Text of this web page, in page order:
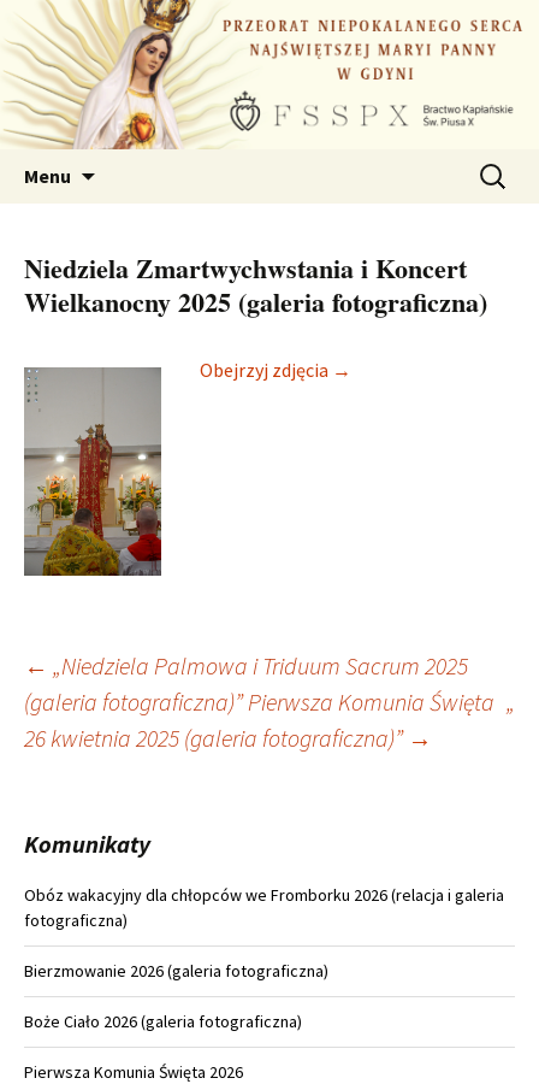
Przejdź
do
treści
Menu Szukaj:
Niedziela Zmartwychwstania i Koncert
Wielkanocny 2025 (galeria fotograficzna)
Obejrzyj zdjęcia →
Nawigacja
wpisu
← „Niedziela Palmowa i Triduum Sacrum 2025
(galeria fotograficzna)” „
Pierwsza Komunia Święta
26 kwietnia 2025 (galeria fotograficzna)” →
Komunikaty
Obóz wakacyjny dla chłopców we Fromborku 2026 (relacja i galeria
fotograficzna)
Bierzmowanie 2026 (galeria fotograficzna)
Boże Ciało 2026 (galeria fotograficzna)
Pierwsza Komunia Święta 2026